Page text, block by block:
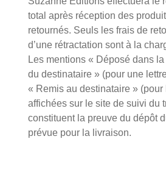
total après réception des
retournés. Seuls les frais de
d’une rétractation sont à la
Les mentions « Déposé dans
du destinataire » (pour une
« Remis au destinataire » (pour
affichées sur le site de suivi du
constituent la preuve du dépôt
prévue pour la livraison.